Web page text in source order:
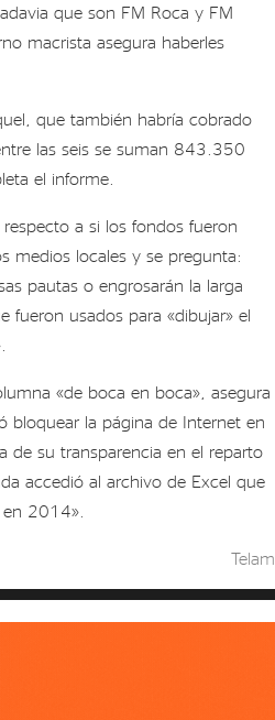
que son FM Roca y FM
macrista asegura haberles
que también habría cobrado
las seis se suman 843.350
el informe.
a si los fondos fueron
medios locales y se pregunta:
pautas o engrosarán la larga
fueron usados para «dibujar» el
«de boca en boca», asegura
bloquear la página de Internet en
de su transparencia en el reparto
accedió al archivo de Excel que
2014».
Telam